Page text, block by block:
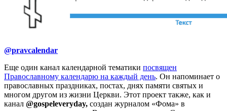
@pravcalendar
Еще один канал календарной тематики посвящен
Православному календарю на каждый день. Он напоминает о
православных праздниках, постах, днях памяти святых и
многом другом из жизни Церкви. Этот проект также, как и
канал @gospeleveryday, создан журналом «Фома» в